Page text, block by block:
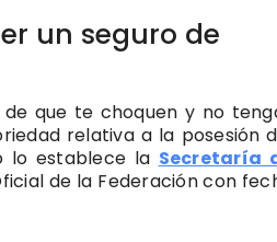
un seguro de
que te choquen y no
relativa a la posesión
lo establece la Secretaría
de la Federación con